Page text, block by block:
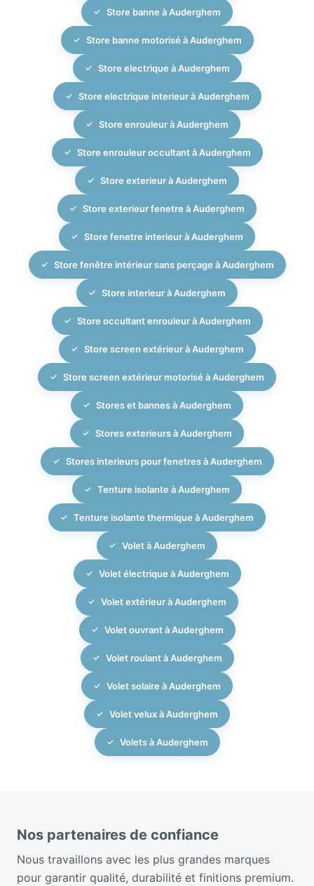
ou stores, avec tous les réglages nécessaires pour un
rendu parfaitement fonctionnel et esthétique.
Store banne à Auderghem
Store banne motorisé à Auderghem
Store electrique à Auderghem
Store electrique interieur à Auderghem
Store enrouleur à Auderghem
Store enrouleur occultant à Auderghem
Store exterieur à Auderghem
Store exterieur fenetre à Auderghem
Store fenetre interieur à Auderghem
Store fenêtre intérieur sans perçage à Auderghem
Store interieur à Auderghem
Store occultant enrouleur à Auderghem
Store screen extérieur à Auderghem
Store screen extérieur motorisé à Auderghem
Stores et bannes à Auderghem
Stores exterieurs à Auderghem
Stores interieurs pour fenetres à Auderghem
Tenture isolante à Auderghem
Tenture isolante thermique à Auderghem
Volet à Auderghem
Volet électrique à Auderghem
Volet extérieur à Auderghem
Volet ouvrant à Auderghem
Volet roulant à Auderghem
Volet solaire à Auderghem
Volet velux à Auderghem
Volets à Auderghem
Nos partenaires de confiance
Nous travaillons avec les plus grandes marques
pour garantir qualité, durabilité et finitions premium.